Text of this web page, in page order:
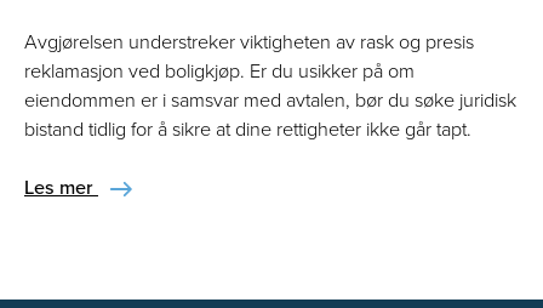
Avgjørelsen understreker viktigheten av rask og presis
reklamasjon ved boligkjøp. Er du usikker på om
eiendommen er i samsvar med avtalen, bør du søke juridisk
bistand tidlig for å sikre at dine rettigheter ikke går tapt.
Les mer